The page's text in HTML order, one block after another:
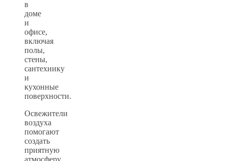
в
доме
и
офисе,
включая
полы,
стены,
сантехнику
и
кухонные
поверхности.
Освежители
воздуха
помогают
создать
приятную